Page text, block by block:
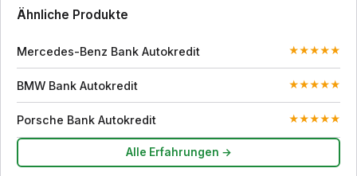
Ähnliche Produkte
Mercedes-Benz Bank Autokredit ★★★★★
BMW Bank Autokredit ★★★★★
Porsche Bank Autokredit ★★★★★
Alle Erfahrungen →